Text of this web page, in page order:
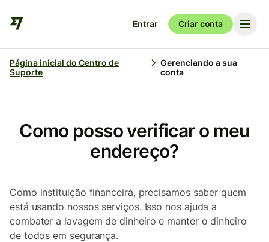
Entrar Criar conta
Página inicial do Centro de
Suporte
Gerenciando a sua
conta
Como posso verificar o meu
endereço?
Como instituição financeira, precisamos saber quem
está usando nossos serviços. Isso nos ajuda a
combater a lavagem de dinheiro e manter o dinheiro
de todos em segurança.